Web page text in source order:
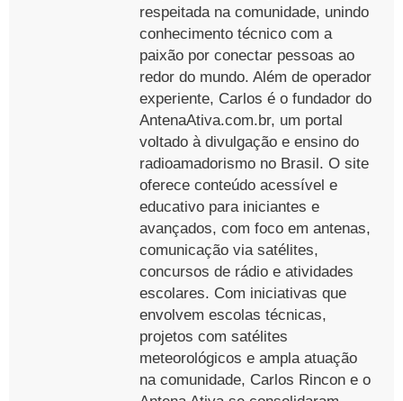
respeitada na comunidade, unindo
conhecimento técnico com a
paixão por conectar pessoas ao
redor do mundo. Além de operador
experiente, Carlos é o fundador do
AntenaAtiva.com.br, um portal
voltado à divulgação e ensino do
radioamadorismo no Brasil. O site
oferece conteúdo acessível e
educativo para iniciantes e
avançados, com foco em antenas,
comunicação via satélites,
concursos de rádio e atividades
escolares. Com iniciativas que
envolvem escolas técnicas,
projetos com satélites
meteorológicos e ampla atuação
na comunidade, Carlos Rincon e o